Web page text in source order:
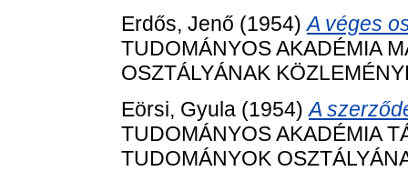
Erdős, Jenő (1954)A véges
TUDOMÁNYOS AKADÉMIA
OSZTÁLYÁNAK
Eörsi, Gyula (1954)A
TUDOMÁNYOS AKADÉMIA
TUDOMÁNYOK